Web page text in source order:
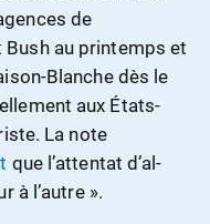
de
au printemps et
Blanche dès le
aux États-
La note
que l’attentat d’al-
à l’autre ».